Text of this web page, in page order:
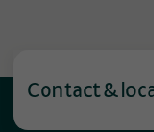
Contact &